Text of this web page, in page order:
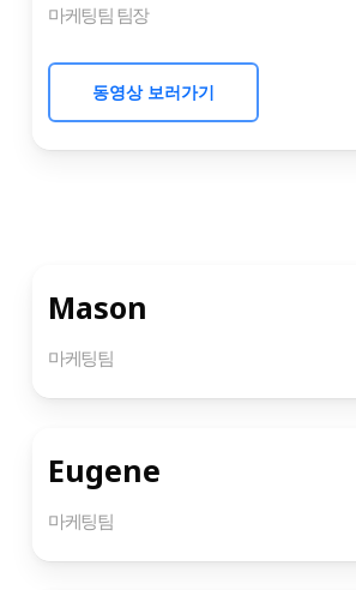
마케팅팀 팀장
동영상 보러가기
Mason
마케팅팀
Eugene
마케팅팀